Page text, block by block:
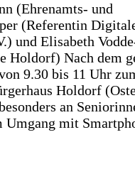
(Ehrenamts- und
(Referentin
und Elisabeth
Holdorf) Nach dem
9.30 bis 11 Uhr
Holdorf
an
mit